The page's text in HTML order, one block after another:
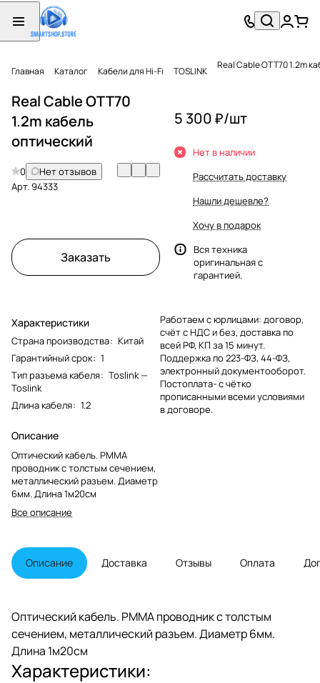
Главная Каталог Кабели для Hi-Fi TOSLINK Real Cable OTT70 1.2m
Real Cable OTT70
1.2m кабель
оптический
0
Нет отзывов
Арт.94333
Заказать
Характеристики
Страна производства: Китай
Гарантийный срок: 1
Тип разъема кабеля: Toslink —
Toslink
Длина кабеля: 1.2
Описание
Оптический кабель. PMMA
проводник с толстым сечением,
металлический разъем. Диаметр
6мм. Длина 1м20см
Все описание
5 300 ₽/шт
Нет в наличии
Рассчитать доставку
Нашли дешевле?
Хочу в подарок
Вся техника
оригинальная с
гарантией.
Работаем с юрлицами: договор,
счёт с НДС и без, доставка по
всей РФ, КП за 15 минут.
Поддержка по 223-ФЗ, 44-ФЗ,
электронный документооборот.
Постоплата- с чётко
прописанными всеми условиями
в договоре.
Описание Доставка Отзывы Оплата
Оптический кабель. PMMA проводник с толстым
сечением, металлический разъем. Диаметр 6мм.
Длина 1м20см
Характеристики: